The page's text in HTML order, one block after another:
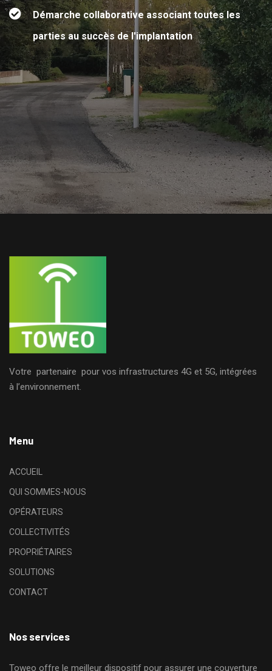
Démarche collaborative associant toutes les
parties au succès de l'implantation
Votre partenaire pour vos infrastructures 4G et 5G, intégrées
à l’environnement.
Menu
ACCUEIL
QUI SOMMES-NOUS
OPÉRATEURS
COLLECTIVITÉS
PROPRIÉTAIRES
SOLUTIONS
CONTACT
Nos services
Toweo offre le meilleur dispositif pour assurer une couverture